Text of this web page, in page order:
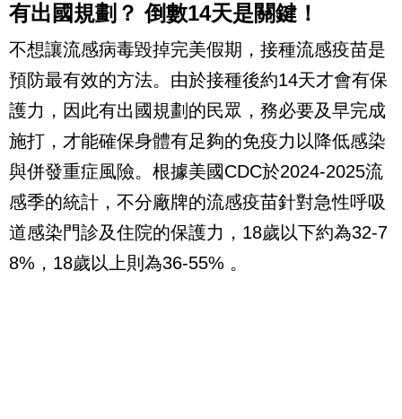
有出國規劃？ 倒數14天是關鍵！
不想讓流感病毒毀掉完美假期，接種流感疫苗是
預防最有效的方法。由於接種後約14天才會有保
護力，因此有出國規劃的民眾，務必要及早完成
施打，才能確保身體有足夠的免疫力以降低感染
與併發重症風險。根據美國CDC於2024-2025流
感季的統計，不分廠牌的流感疫苗針對急性呼吸
道感染門診及住院的保護力，18歲以下約為32-7
8%，18歲以上則為36-55% 。